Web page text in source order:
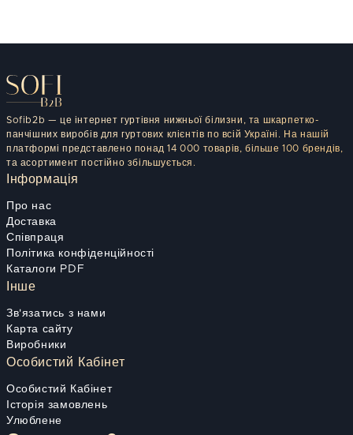
Sofib2b — це інтернет гуртівня нижньої білизни, та шкарпетко-
панчішних виробів для гуртових клієнтів по всій Україні. На нашій
платформі представлено понад 14 000 товарів, більше 100 брендів,
та асортимент постійно збільшується.
Інформація
Про нас
Доставка
Співпраця
Політика конфіденційності
Каталоги PDF
Інше
Зв'язатись з нами
Карта сайту
Виробники
Особистий Кабінет
Особистий Кабінет
Історія замовлень
Улюблене